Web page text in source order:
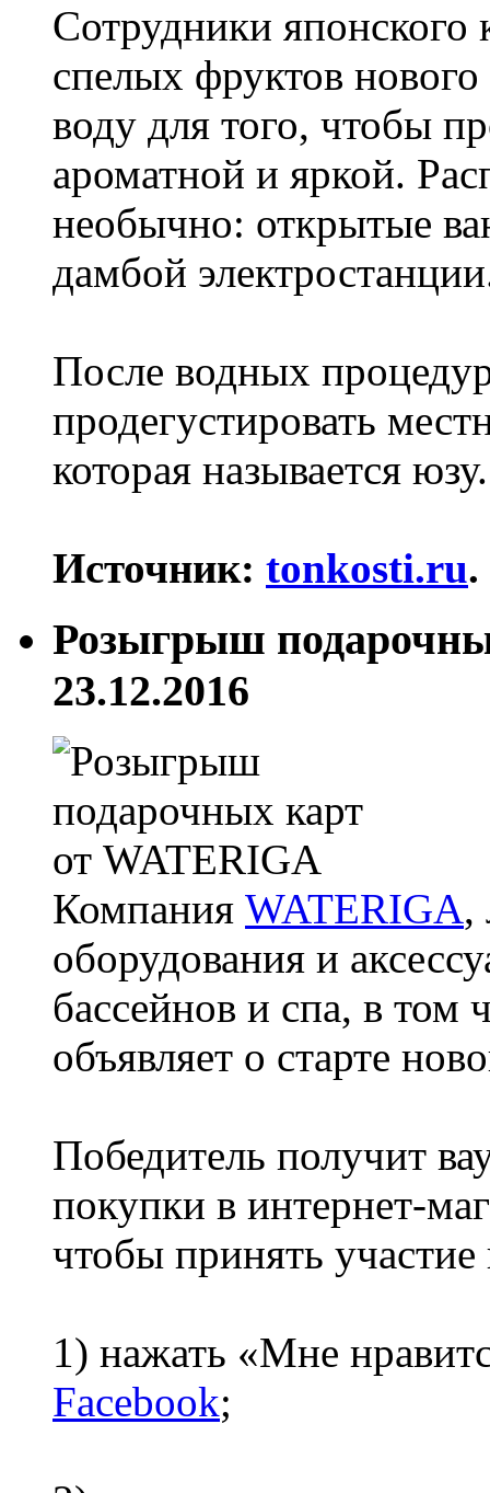
Сотрудники
спелых фруктов
воду для того, чтобы
ароматной и яркой.
необычно: открытые
дамбой
После водных
продегустировать
которая называется юзу.
Источник: tonkosti.ru.
Розыгрыш
23.12.2016
Компания WATERIGA,
оборудования и
бассейнов и спа, в том
объявляет о старте
Победитель получит
покупки в интернет-
чтобы принять
1) нажать «Мне
Facebook;